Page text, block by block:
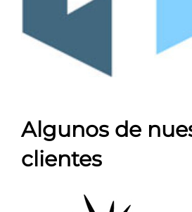
Algunos de
clientes